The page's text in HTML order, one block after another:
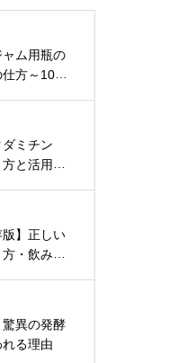
ム用瓶の
方～100
ミチン
と活用
版】正しい
・飲み方
異の発酵
る理由